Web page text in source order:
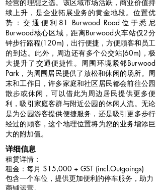
经营的理想之选。该区域市场活跃，商业价值持
续上升，是企业拓展业务的黄金地段。位置优
势：交通便利81 Burwood Road位于悉尼
Burwood核心区域，距离Burwood火车站仅2分
钟步行路程(120m)，出行便捷，方便顾客和员工
的到达。此外，周边还有多个公交站(60m)，极
大提升了交通便捷性。周围环境紧邻Burwood
Park，为周围居民提供了放松和休闲的场所。周
末和工作日，许多家庭和社区居民都会前往公园
散步或休闲，可以借此为周边居民提供更多便
利，吸引家庭客群与附近公园的休闲人流。无论
是为公园游客提供便捷服务，还是吸引更多步行
经过的顾客，这个地理位置将为您的业务增添巨
大的附加值。
详细信息
租赁详情：
租金：每月 $15,000 + GST (incl.Outgoings)
包含一个车位，提供更加便利的停车服务，助力
商铺运营。